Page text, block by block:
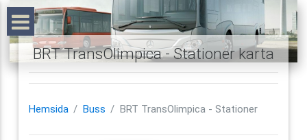
BRT TransOlimpica - Stationer karta
Hemsida Buss BRT TransOlimpica - Stationer